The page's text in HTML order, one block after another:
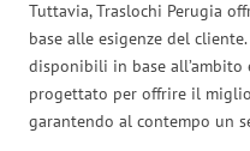
Tuttavia, Traslochi Perugia
base alle esigenze del
disponibili in base all’ambito
progettato per offrire il
garantendo al contempo un